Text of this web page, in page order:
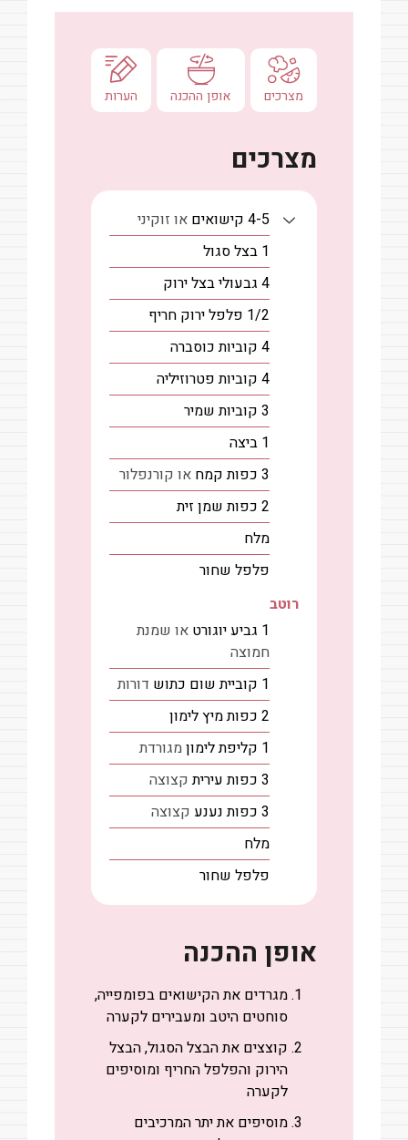
מצרכים אופן ההכנה הערות
מצרכים
4-5 קישואים או זוקיני
1 בצל סגול
4 גבעוליבצל ירוק
1/2 פלפל ירוק חריף
4 קוביות כוסברה
4 קוביות פטרוזיליה
3 קוביות שמיר
1 ביצה
3 כפות קמח או קורנפלור
2 כפות שמן זית
מלח
פלפל שחור
רוטב
1 גביע יוגורט או שמנת
חמוצה
1 קוביית שום כתוש דורות
2 כפותמיץ לימון
1 קליפת לימוןמגורדת
3 כפות עירית קצוצה
3 כפות נענע קצוצה
מלח
פלפל שחור
אופן ההכנה
מגרדים את הקישואים בפומפייה,
סוחטים היטב ומעבירים לקערה
קוצצים את הבצל הסגול, הבצל
הירוק והפלפל החריף ומוסיפים
לקערה
מוסיפים את יתר המרכיבים